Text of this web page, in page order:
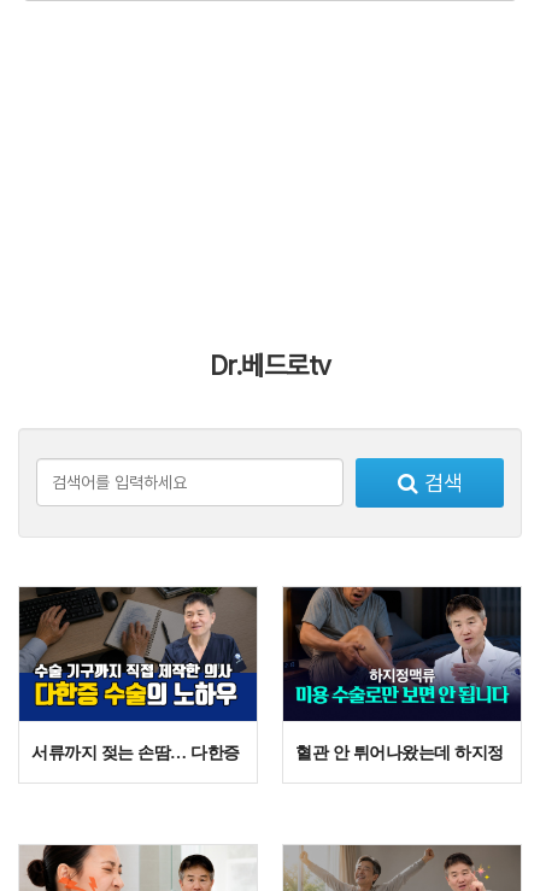
Dr.베드로tv
검색
서류까지 젖는 손땀… 다한증 수술에서 ‘가지신경’이 중요한 이유
혈관 안 튀어나왔는데 하지정맥